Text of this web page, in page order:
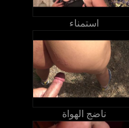
استمناء
ناضج الهواة